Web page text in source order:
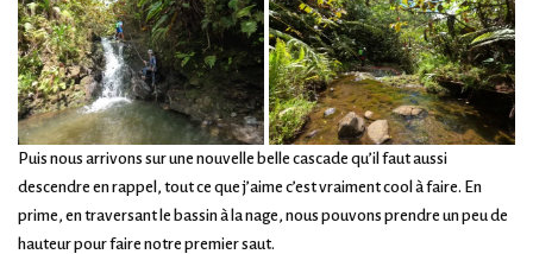
Puis nous arrivons sur une nouvelle belle cascade qu’il faut aussi
descendre en rappel, tout ce que j’aime c’est vraiment cool à faire. En
prime, en traversant le bassin à la nage, nous pouvons prendre un peu de
hauteur pour faire notre premier saut.